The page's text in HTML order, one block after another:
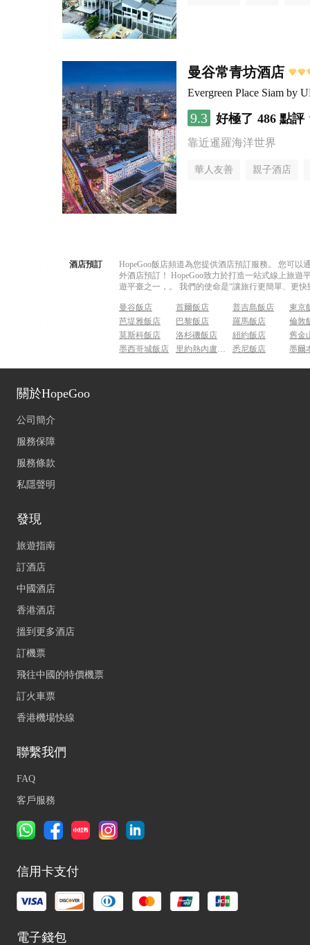
曼谷常青坊酒店
Evergreen Place Siam by
9.3 好極了 486 點評
靠近暹羅海洋世界
華人友善 親子酒店
酒店預訂
HopeGoo飯店頻道為您提供酒店預訂服務。 您可
外酒店預訂！ HopeGoo致力於打造一站式線上旅
遊平臺之一，。 我們的使命是“讓旅行更簡單、更
曼谷飯店 首爾飯店 普吉島飯店
東京
芭堤雅飯店
巴黎飯店 羅馬飯店
倫敦
莫斯科飯店
洛杉磯飯店 紐約飯店
舊金
墨西哥城飯店
里約熱內盧飯店 悉尼飯店 墨爾
關於HopeGoo
公司簡介
服務保障
服務條款
私隱聲明
發現
旅遊指南
訂酒店
中國酒店
香港酒店
搵到更多酒店
訂機票
飛往中國的特價機票
訂火車票
香港機場快線
聯繫我們
FAQ
客戶服務
信用卡支付
電子錢包